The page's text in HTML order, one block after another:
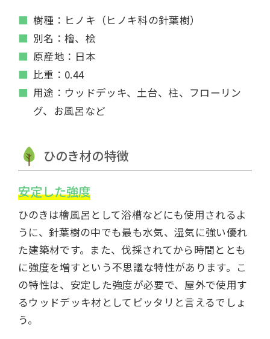
樹種：ヒノキ（ヒノキ科の針葉樹）
別名：檜、桧
原産地：日本
比重：0.44
用途：ウッドデッキ、土台、柱、フローリン
グ、お風呂など
ひのき材の特徴
安定した強度
ひのきは檜風呂として浴槽などにも使用されるよ
うに、針葉樹の中でも最も水気、湿気に強い優れ
た建築材です。また、伐採されてから時間ととも
に強度を増すという不思議な特性があります。こ
の特性は、安定した強度が必要で、屋外で使用す
るウッドデッキ材としてピッタリと言えるでしょ
う。